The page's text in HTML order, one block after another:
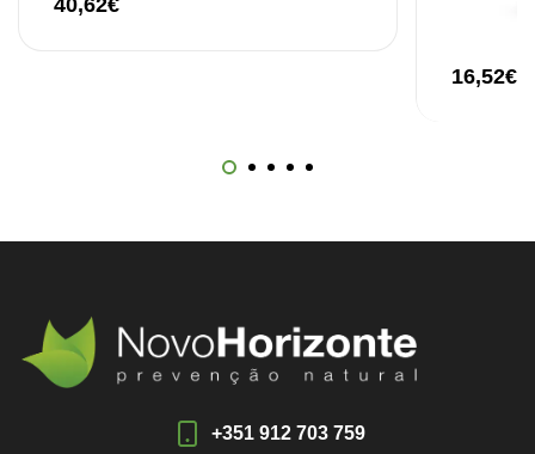
40,62€
16,52€
+351 912 703 759